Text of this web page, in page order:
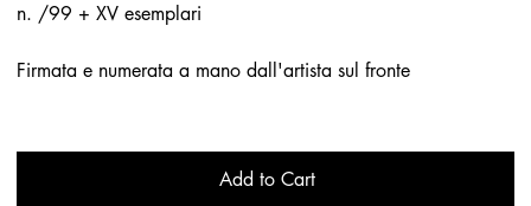
n. /99 + XV esemplari
Firmata e numerata a mano dall'artista sul fronte
Add to Cart